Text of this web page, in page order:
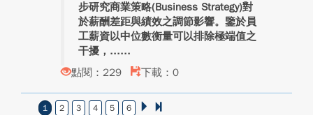
步研究商業策略(Business Strategy)對
於薪酬差距與績效之調節影響。鑒於員
工薪資以中位數衡量可以排除極端值之
干擾，...
點閱：229
下載：0
1 2 3 4 5 6